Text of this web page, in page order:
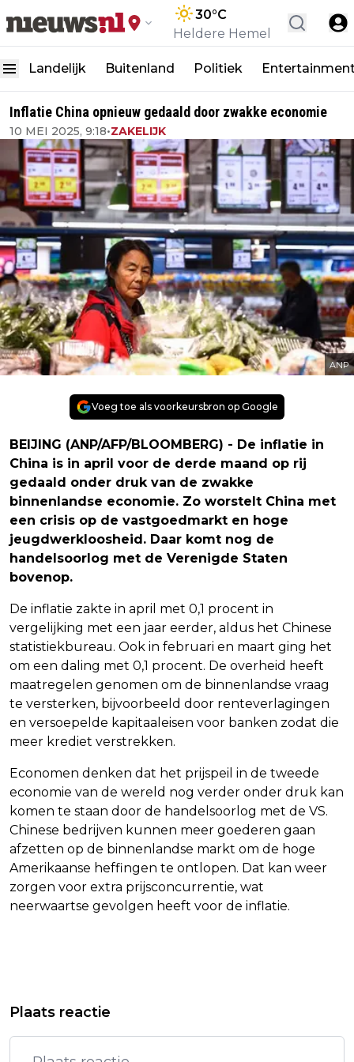
30°C
Heldere Hemel
Landelijk Buitenland Politiek
Inflatie China opnieuw gedaald door zwakke economie
10 MEI 2025, 9:18•ZAKELIJK
ANP
Voeg toe als voorkeursbron op Google
BEIJING (ANP/AFP/BLOOMBERG) - De inflatie in
China is in april voor de derde maand op rij
gedaald onder druk van de zwakke
binnenlandse economie. Zo worstelt China met
een crisis op de vastgoedmarkt en hoge
jeugdwerkloosheid. Daar komt nog de
handelsoorlog met de Verenigde Staten
bovenop.
De inflatie zakte in april met 0,1 procent in
vergelijking met een jaar eerder, aldus het Chinese
statistiekbureau. Ook in februari en maart ging het
om een daling met 0,1 procent. De overheid heeft
maatregelen genomen om de binnenlandse vraag
te versterken, bijvoorbeeld door renteverlagingen
en versoepelde kapitaaleisen voor banken zodat die
meer krediet verstrekken.
Economen denken dat het prijspeil in de tweede
economie van de wereld nog verder onder druk kan
komen te staan door de handelsoorlog met de VS.
Chinese bedrijven kunnen meer goederen gaan
afzetten op de binnenlandse markt om de hoge
Amerikaanse heffingen te ontlopen. Dat kan weer
zorgen voor extra prijsconcurrentie, wat
neerwaartse gevolgen heeft voor de inflatie.
WERKEN BIJ AC MILAN
CORNALD MAAS HEEFT
'KWAADAARDIGE VORM VAN
Plaats reactie